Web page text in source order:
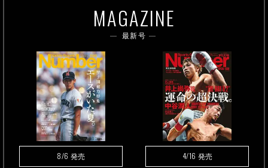
MAGAZINE
最新号
8/6 発売 4/16 発売